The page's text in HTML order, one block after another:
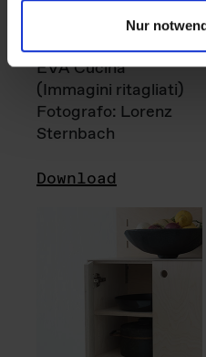
Nur
EVA Cucina
(Immagini ritagliati)
Fotografo: Lorenz
Sternbach
Download